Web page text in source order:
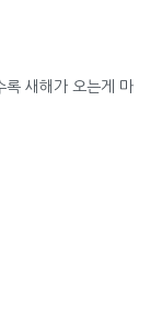
록 새해가 오는게 마